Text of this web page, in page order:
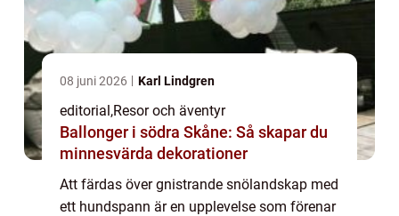
08 juni 2026 Karl Lindgren
editorial,Resor och äventyr
Ballonger i södra Skåne: Så skapar du
minnesvärda dekorationer
Att färdas över gnistrande snölandskap med
ett hundspann är en upplevelse som förenar